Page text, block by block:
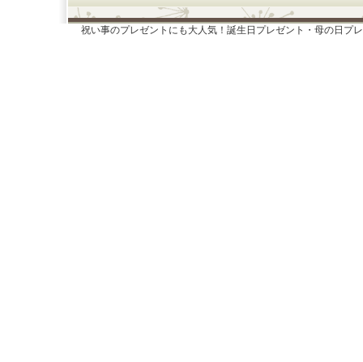
祝い事のプレゼントにも大人気！誕生日プレゼント・母の日プ